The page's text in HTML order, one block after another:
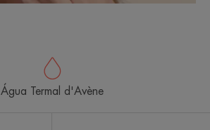
Água Termal d'Avène